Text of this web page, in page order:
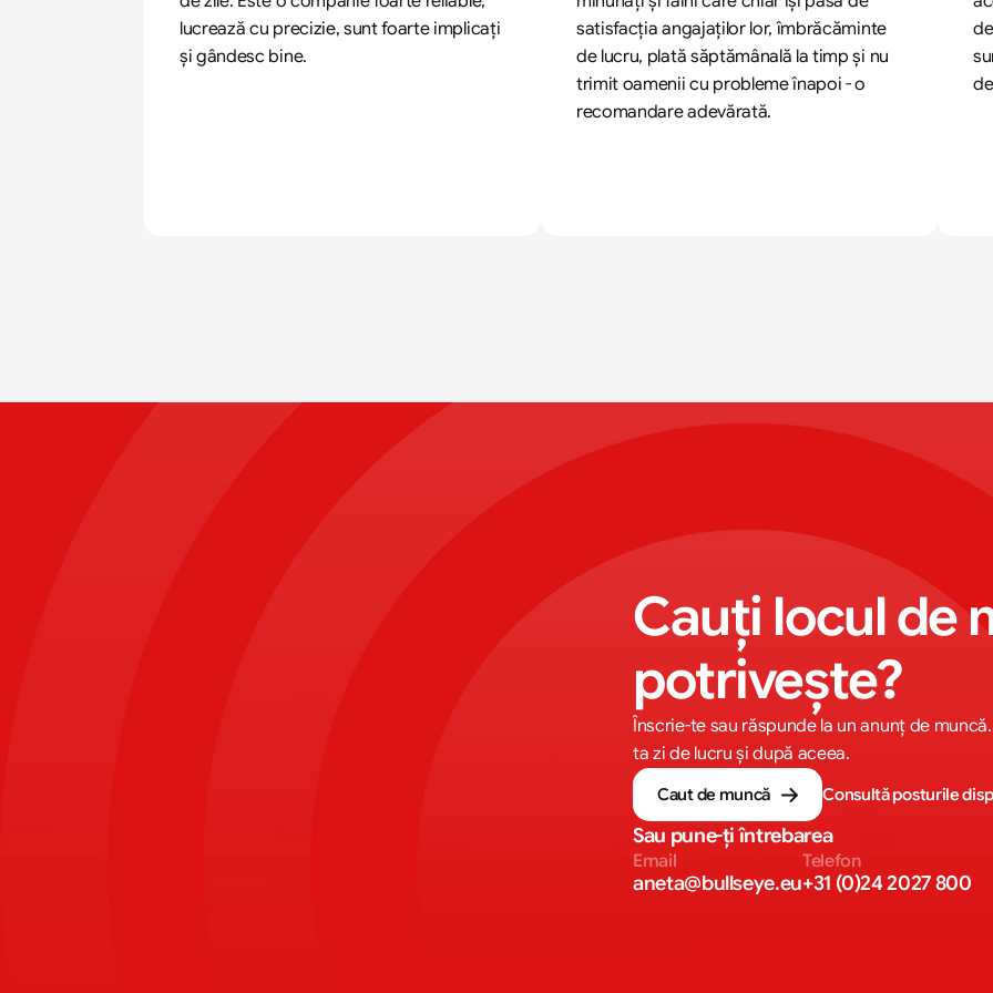
lucrează cu precizie, sunt foarte implicați
și gândesc bine.
satisfacția angajaților lor, îmbrăcăminte
de lucru, plată săptămânală la timp și nu
trimit oamenii cu probleme înapoi - o
recomandare adevărată.
Cauți locul de
potrivește?
Înscrie-te sau răspunde la un anunț de
ta zi de lucru și după aceea.
Caut de muncă Consultă posturile
Sau pune-ți întrebarea
Email
aneta@bullseye.eu
Telefon
+31 (0)24 2027 800